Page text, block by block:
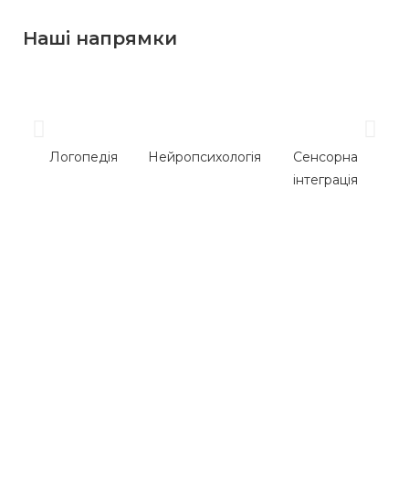
Наші напрямки
Логопедія Нейропсихологія
Сенсорна
інтеграція